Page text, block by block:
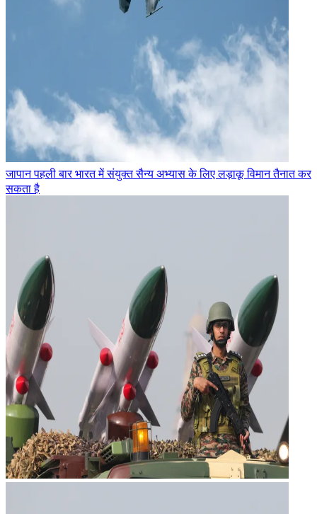
जापान पहली बार भारत में संयुक्त सैन्य अभ्यास के लिए लड़ाकू विमान तैनात कर
सकता है